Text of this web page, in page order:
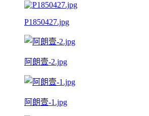
P1850427.jpg
阿朗壹-2.jpg
阿朗壹-1.jpg